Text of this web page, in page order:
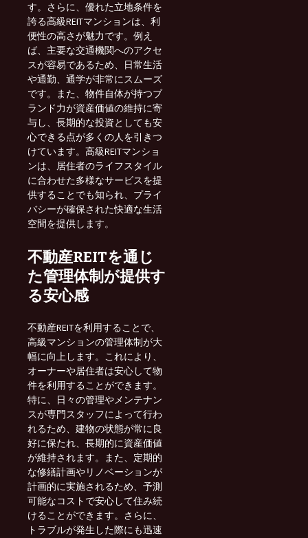
す。さらに、優れた立地条件を
誇る高級REITマンションは、利
便性の高さが魅力です。例え
ば、主要な交通機関へのアクセ
スが容易であるため、日常生活
や通勤、通学が非常にスムーズ
です。また、物件自体が持つブ
ランド力が資産価値の維持に寄
与し、長期的な投資としても安
心できる点が多くの人を引きつ
けています。高級REITマンショ
ンは、居住者のライフスタイル
に合わせた多様なサービスを提
供することでも知られ、プライ
バシーが確保された快適な生活
空間を提供します。
不動産REITを通じ
た管理体制が提供す
る安心感
不動産REITを利用することで、
高級マンションの管理体制が大
幅に向上します。これにより、
オーナーや居住者は安心して物
件を利用することができます。
特に、日々の管理やメンテナン
スが専門スタッフによって行わ
れるため、建物の状態が常に良
好に保たれ、長期的に資産価値
が維持されます。また、定期的
な修繕計画やリノベーションが
計画的に実施されるため、予測
可能なコストで安心して住み続
けることができます。さらに、
トラブルが発生した際にも迅速